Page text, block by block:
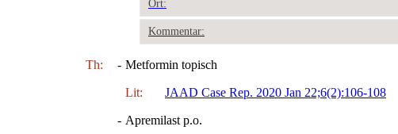
Ort:
Kommentar:
Th: - Metformin topisch
Lit: JAAD Case Rep. 2020 Jan 22;6(2):106-108
- Apremilast p.o.